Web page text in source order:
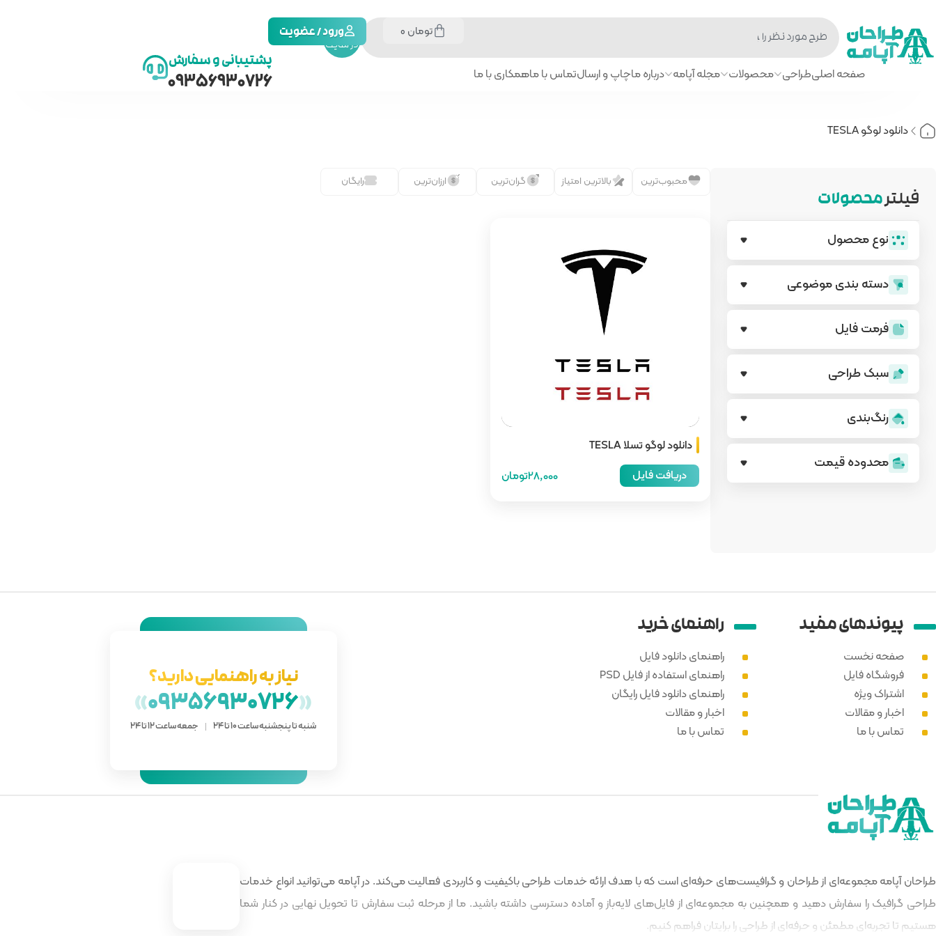
جستجو
در سایت
تومان ورود / عضویت
صفحه اصلیطراحی محصولات مجله آپامه درباره ماچاپ و ارسالتماس با ماهمکاری با ما
پشتیبانی و سفارش
09356930726
دانلود لوگو TESLA
فیلترمحصولات
نوع محصول
دسته بندی‌ موضوعی
فرمت فایل
سبک طراحی
رنگ‌بندی
محدوده قیمت
محبوب‌ترین بالاترین امتیاز گران‌ترین ارزان‌ترین رایگان
دانلود لوگو تسلا TESLA
دریافت فایل
28,000تومان
پیوند‌های مفید
صفحه نخست
فروشگاه فایل
اشتراک ویژه
اخبار و مقالات
تماس با ما
راهنمای خرید
راهنمای دانلود فایل
راهنمای استفاده از فایل PSD
راهنمای دانلود فایل رایگان
اخبار و مقالات
تماس با ما
نیاز به راهنمایی دارید؟
«
09356930726
»
شنبه تا پنجشنبه ساعت 10 تا 24 جمعه ساعت 12 تا 24
طراحان آپامه مجموعه‌ای از طراحان و گرافیست‌های حرفه‌ای است که با هدف ارائه خدمات طراحی باکیفیت و کاربردی فعالیت می‌کند. در آپامه می‌توانید انواع خدمات
طراحی گرافیک را سفارش دهید و همچنین به مجموعه‌ای از فایل‌های لایه‌باز و آماده دسترسی داشته باشید. ما از مرحله ثبت سفارش تا تحویل نهایی در کنار شما
هستیم تا تجربه‌ای مطمئن و حرفه‌ای از طراحی را برایتان فراهم کنیم.